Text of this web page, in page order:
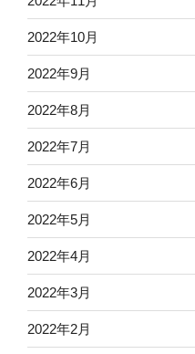
2022年10月
2022年9月
2022年8月
2022年7月
2022年6月
2022年5月
2022年4月
2022年3月
2022年2月